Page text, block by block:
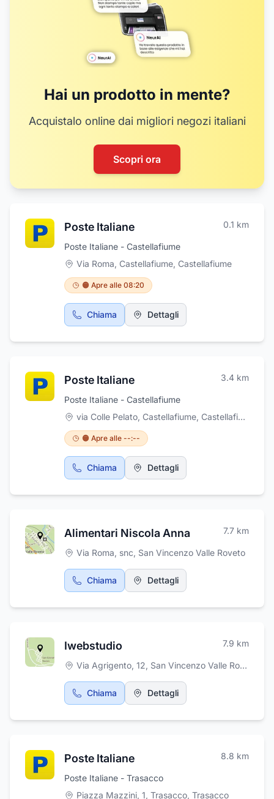
9
Hai un prodotto in mente?
Acquistalo online dai migliori negozi italiani
Scopri ora
Poste Italiane 0.1 km
Poste Italiane - Castellafiume
Via Roma, Castellafiume, Castellafiume
🟠 Apre alle 08:20
Chiama Dettagli
Poste Italiane 3.4 km
Poste Italiane - Castellafiume
via Colle Pelato, Castellafiume, Castellafiume
🟠 Apre alle --:--
Chiama Dettagli
Alimentari Niscola Anna 7.7 km
Via Roma, snc, San Vincenzo Valle Roveto
Chiama Dettagli
Iwebstudio 7.9 km
Via Agrigento, 12, San Vincenzo Valle Roveto
Chiama Dettagli
Poste Italiane 8.8 km
Poste Italiane - Trasacco
Piazza Mazzini, 1, Trasacco, Trasacco